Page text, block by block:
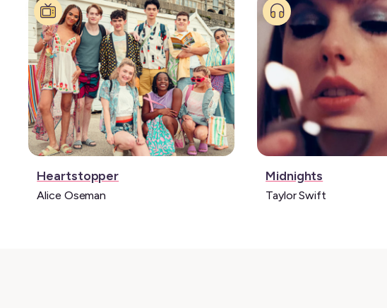
Série:
Heartstopper
Alice Oseman
Musique:
Midnights
Taylor Swift